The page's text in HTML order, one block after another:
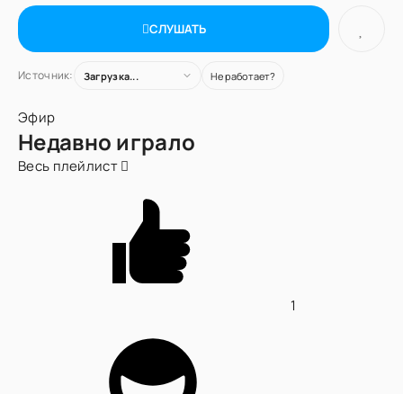
СЛУШАТЬ
Источник: Загрузка... Не работает?
Эфир
Недавно играло
Весь плейлист
1